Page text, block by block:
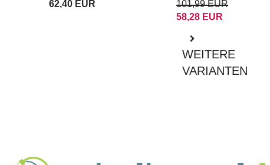
polig)
62,40 EUR
Azure/Nautic
101,99 EUR
58,28 EUR
WEITERE
VARIANTEN